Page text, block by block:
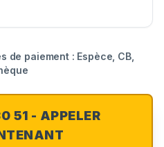
de paiement : Espèce, CB,
51 - APPELER